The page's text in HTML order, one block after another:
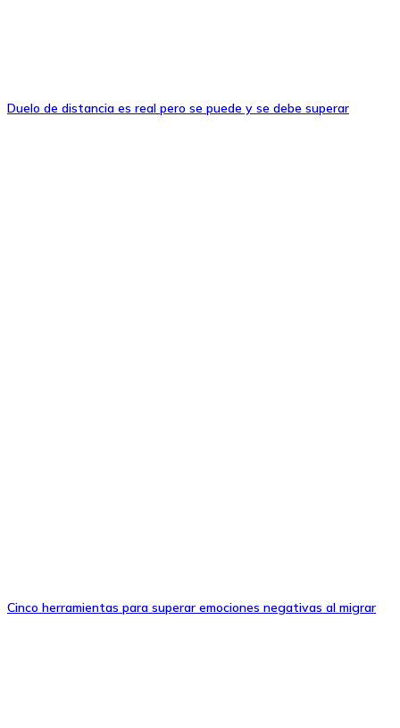
Duelo de distancia es real pero se puede y se debe superar
Cinco herramientas para superar emociones negativas al migrar